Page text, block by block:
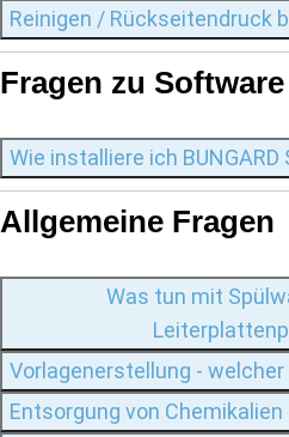
Reinigen / Rückseitendruck
Fragen zu Software
Wie installiere ich
Allgemeine Fragen
Was tun mit
Vorlagenerstellung - welcher
Entsorgung von Chemikalien